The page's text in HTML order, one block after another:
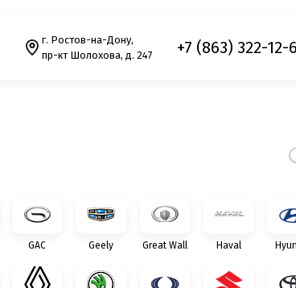
г. Ростов-на-Дону,
пр-кт Шолохова, д. 247
+7 (863) 322-12-
GAC Geely Great Wall Haval